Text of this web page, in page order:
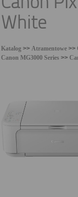
White
Katalog >> Atramentowe >>
Canon MG3000 Series >>